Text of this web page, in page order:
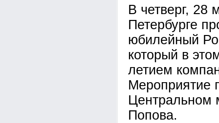
В четверг, 28
Петербурге
юбилейный
который в
летием
Мероприятие
Центральном
Попова.